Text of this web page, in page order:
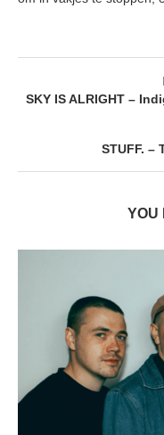
SKY IS ALRIGHT –
STUFF. –
YOU